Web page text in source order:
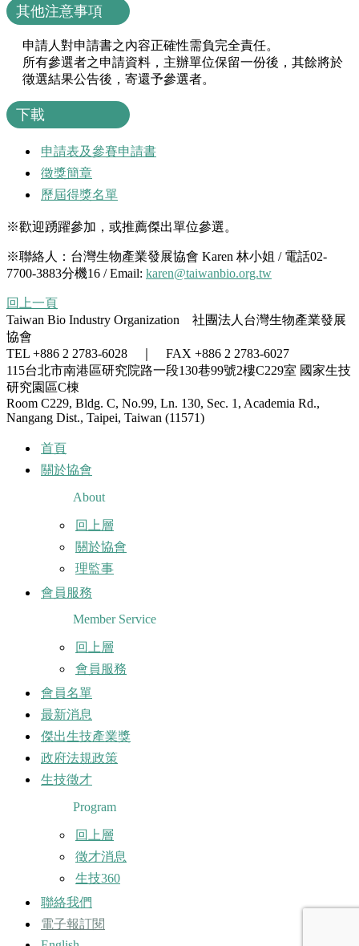
其他注意事項
申請人對申請書之內容正確性需負完全責任。
所有參選者之申請資料，主辦單位保留一份後，其餘將於
徵選結果公告後，寄還予參選者。
下載
申請表及參賽申請書
徵獎簡章
歷屆得獎名單
※歡迎踴躍參加，或推薦傑出單位參選。
※聯絡人：台灣生物產業發展協會 Karen 林小姐 / 電話02-
7700-3883分機16 / Email: karen@taiwanbio.org.tw
回上一頁
Taiwan Bio Industry Organization 社團法人台灣生物產業發展
協會
TEL +886 2 2783-6028 ｜ FAX +886 2 2783-6027
115台北市南港區研究院路一段130巷99號2樓C229室 國家生技
研究園區C棟
Room C229, Bldg. C, No.99, Ln. 130, Sec. 1, Academia Rd.,
Nangang Dist., Taipei, Taiwan (11571)
首頁
關於協會
About
回上層
關於協會
理監事
會員服務
Member Service
回上層
會員服務
會員名單
最新消息
傑出生技產業獎
政府法規政策
生技徵才
Program
回上層
徵才消息
生技360
聯絡我們
電子報訂閱